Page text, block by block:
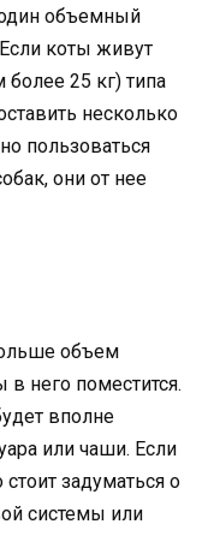
объемный
коты живут
25 кг) типа
несколько
пользоваться
они от нее
объем
него поместится.
вполне
или чаши. Если
задуматься о
системы или